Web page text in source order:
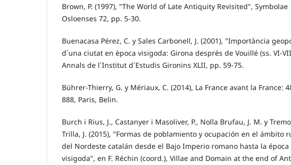
Brown, P. (1997), "The World of Late Antiquity Revisited", Symbolae
Osloenses 72, pp. 5-30.
Buenacasa Pérez, C. y Sales Carbonell, J. (2001), "Importància
d´una ciutat en època visigoda: Girona després de Vouillé (ss. VI-
Annals de l´Institut d´Estudis Gironins XLII, pp. 59-75.
Bührer-Thierry, G. y Mériaux, C. (2014), La France avant la France:
888, Paris, Belin.
Burch i Rius, J., Castanyer i Masoliver, P., Nolla Brufau, J. M. y
Trilla, J. (2015), "Formas de poblamiento y ocupación en el ámbito
del Nordeste catalán desde el Bajo Imperio romano hasta la época
visigoda", en F. Réchin (coord.), Villae and Domain at the end of